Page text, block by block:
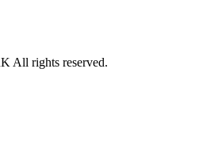
All rights reserved.